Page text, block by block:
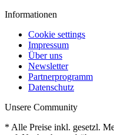
Informationen
Cookie settings
Impressum
Über uns
Newsletter
Partnerprogramm
Datenschutz
Unsere Community
* Alle Preise inkl. gesetzl.